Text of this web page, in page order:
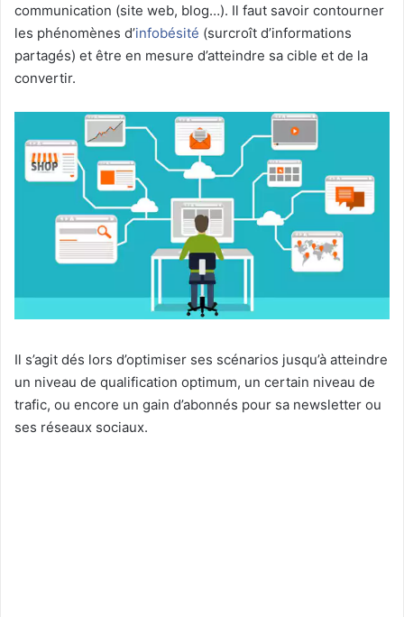
communication (site web, blog…). Il faut savoir contourner
les phénomènes d’infobésité (surcroît d’informations
partagés) et être en mesure d’atteindre sa cible et de la
convertir.
Il s’agit dés lors d’optimiser ses scénarios jusqu’à atteindre
un niveau de qualification optimum, un certain niveau de
trafic, ou encore un gain d’abonnés pour sa newsletter ou
ses réseaux sociaux.